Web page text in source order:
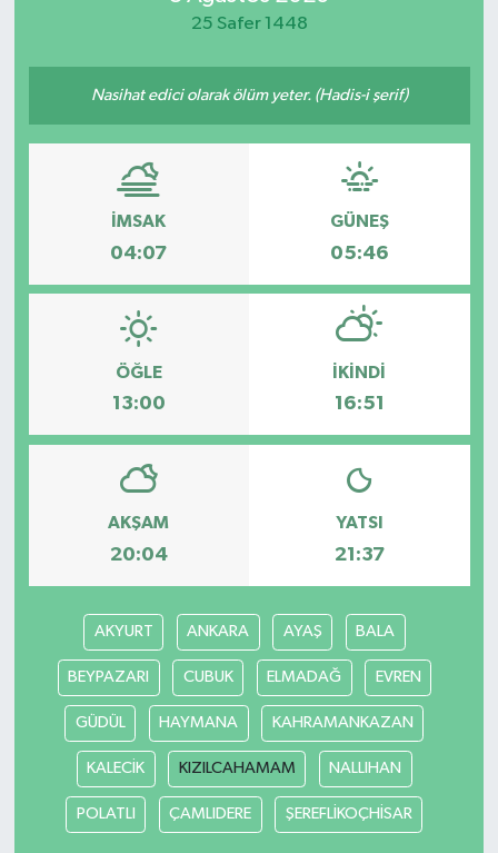
25 Safer 1448
Nasihat edici olarak ölüm yeter. (Hadis-i şerif)
İMSAK
04:07
GÜNEŞ
05:46
ÖĞLE
13:00
İKINDI
16:51
AKŞAM
20:04
YATSI
21:37
AKYURT ANKARA AYAŞ BALA
BEYPAZARI CUBUK ELMADAĞ EVREN
GÜDÜL HAYMANA KAHRAMANKAZAN
KALECİK KIZILCAHAMAM NALLIHAN
POLATLI ÇAMLIDERE ŞEREFLİKOÇHİSAR